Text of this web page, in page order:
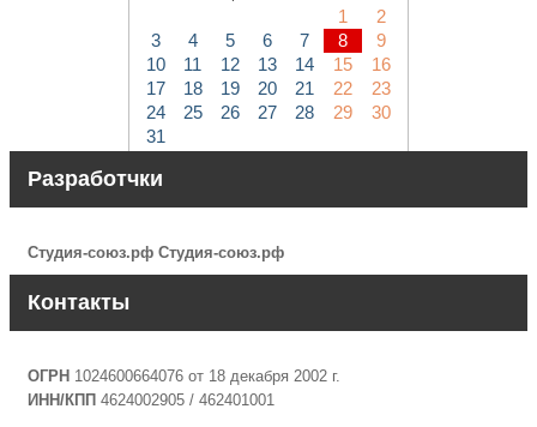
1
2
3
4 5 6 7 8
9
10
11 12 13 14 15
16
17
18 19 20 21 22
23
24
25 26 27 28 29
30
31
Разработчки
Студия-союз.рф Студия-союз.рф
Контакты
ОГРН 1024600664076 от 18 декабря 2002 г.
ИНН/КПП 4624002905 / 462401001